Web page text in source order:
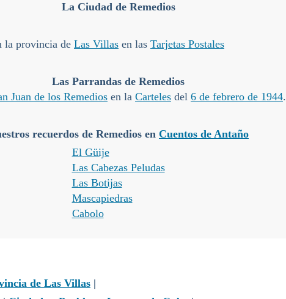
La Ciudad de Remedios
la provincia de Las Villas en las Tarjetas Postales
Las Parrandas de Remedios
Juan de los Remedios en la Carteles del 6 de febrero de 1944.
recuerdos de Remedios en Cuentos de Antaño
El Güije
Las Cabezas Peludas
Las Botijas
Mascapiedras
Cabolo
de Las Villas |